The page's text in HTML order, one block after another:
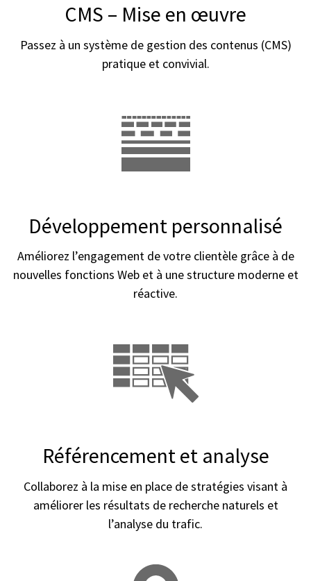
CMS – Mise en œuvre
Passez à un système de gestion des contenus (CMS)
pratique et convivial.
Développement personnalisé
Améliorez l’engagement de votre clientèle grâce à de
nouvelles fonctions Web et à une structure moderne et
réactive.
Référencement et analyse
Collaborez à la mise en place de stratégies visant à
améliorer les résultats de recherche naturels et
l’analyse du trafic.